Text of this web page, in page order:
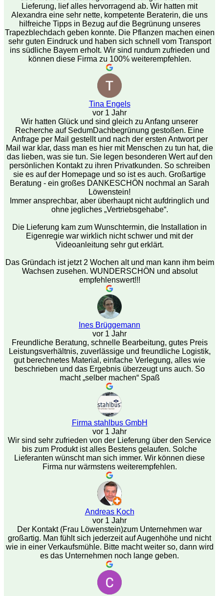
Lieferung, lief alles hervorragend ab. Wir hatten mit
Alexandra eine sehr nette, kompetente Beraterin, die uns
hilfreiche Tipps in Bezug auf die Begrünung unseres
Trapezblechdach geben konnte. Die Pflanzen machen einen
sehr guten Eindruck und haben sich schnell vom Transport
ins südliche Bayern erholt. Wir sind rundum zufrieden und
können diese Firma zu 100% weiterempfehlen.
Tina Engels
vor 1 Jahr
Wir hatten Glück und sind gleich zu Anfang unserer
Recherche auf SedumDachbegrünung gestoßen. Eine
Anfrage per Mail gestellt und nach der ersten Antwort per
Mail war klar, dass man es hier mit Menschen zu tun hat, die
das lieben, was sie tun. Sie legen besonderen Wert auf den
persönlichen Kontakt zu ihren Privatkunden. So schreiben
sie es auf der Homepage und so ist es auch. Großartige
Beratung - ein großes DANKESCHÖN nochmal an Sarah
Löwenstein!
Immer ansprechbar, aber überhaupt nicht aufdringlich und
ohne jegliches „Vertriebsgehabe“.
Die Lieferung kam zum Wunschtermin, die Installation in
Eigenregie war wirklich nicht schwer und mit der
Videoanleitung sehr gut erklärt.
Das Gründach ist jetzt 2 Wochen alt und man kann ihm beim
Wachsen zusehen. WUNDERSCHÖN und absolut
empfehlenswert!!!
Ines Brüggemann
vor 1 Jahr
Freundliche Beratung, schnelle Bearbeitung, gutes Preis
Leistungsverhältnis, zuverlässige und freundliche Logistik,
gut berechnetes Material, einfache Verlegung, alles wie
beschrieben und das Ergebnis überzeugt uns auch. So
macht „selber machen“ Spaß
Firma stahlbus GmbH
vor 1 Jahr
Wir sind sehr zufrieden von der Lieferung über den Service
bis zum Produkt ist alles Bestens gelaufen. Solche
Lieferanten wünscht man sich immer. Wir können diese
Firma nur wärmstens weiterempfehlen.
Andreas Koch
vor 1 Jahr
Der Kontakt (Frau Löwenstein)zum Unternehmen war
großartig. Man fühlt sich jederzeit auf Augenhöhe und nicht
wie in einer Verkaufsmühle. Bitte macht weiter so, dann wird
es das Unternehmen noch lange geben.